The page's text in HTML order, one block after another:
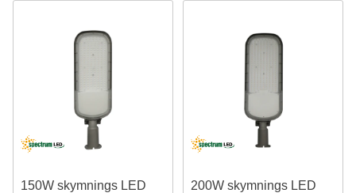
150W skymnings LED
200W skymnings LED